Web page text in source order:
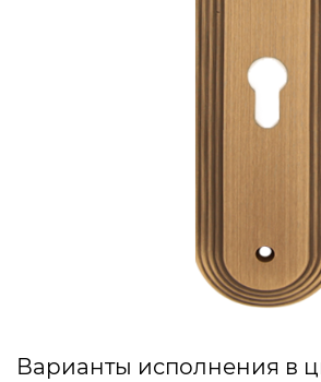
Варианты исполнения в